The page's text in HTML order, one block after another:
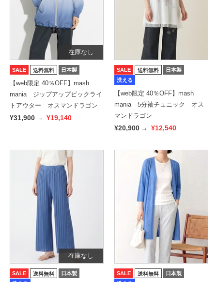
在庫なし
SALE 送料無料 日本製
【web限定 40％OFF】mash
mania ジップアップビックライ
トアウター オスマンドラゴン
¥31,900 → ¥19,140
SALE 送料無料
日本製
洗える
【web限定 40％OFF】mash
mania 5分袖チュニック オス
マンドラゴン
¥20,900 → ¥12,540
在庫なし
SALE 送料無料
日本製
SALE 送料無料
日本製